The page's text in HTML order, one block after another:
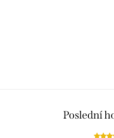
Poslední